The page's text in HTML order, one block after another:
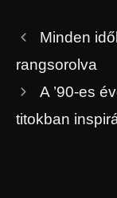
Minden
rangsorolva
A ’90-es
titokban